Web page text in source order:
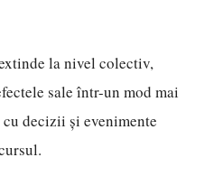
la nivel colectiv,
sale într-un mod mai
decizii și evenimente